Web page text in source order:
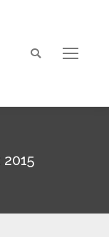
Search:
2015